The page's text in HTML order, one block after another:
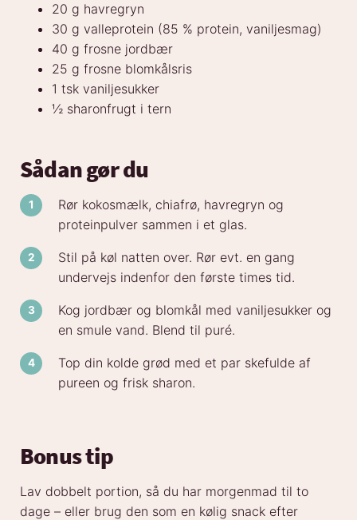
20 g havregryn
30 g valleprotein (85 % protein, vaniljesmag)
40 g frosne jordbær
25 g frosne blomkålsris
1 tsk vaniljesukker
½ sharonfrugt i tern
Sådan gør du
Rør kokosmælk, chiafrø, havregryn og
proteinpulver sammen i et glas.
Stil på køl natten over. Rør evt. en gang
undervejs indenfor den første times tid.
Kog jordbær og blomkål med vaniljesukker og
en smule vand. Blend til puré.
Top din kolde grød med et par skefulde af
pureen og frisk sharon.
Bonus tip
Lav dobbelt portion, så du har morgenmad til to
dage – eller brug den som en kølig snack efter